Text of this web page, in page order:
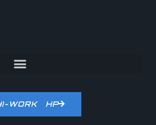
WORK HP